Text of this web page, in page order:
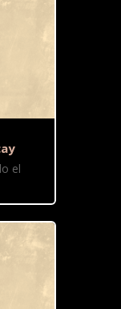
el